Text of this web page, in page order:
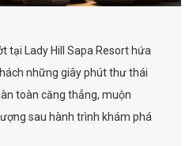
tại Lady Hill Sapa Resort hứa
những giây phút thư thái
toàn căng thẳng, muộn
sau hành trình khám phá